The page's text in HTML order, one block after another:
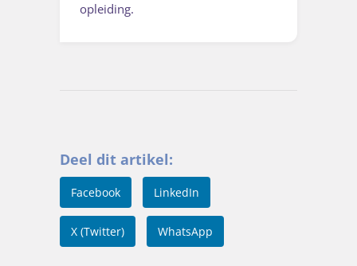
opleiding.
Deel dit artikel:
Facebook LinkedIn
X (Twitter) WhatsApp